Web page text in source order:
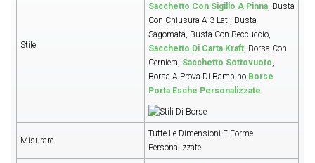
Stile
Sacchetto Con Sigillo A Pinna, Busta
Con Chiusura A 3 Lati, Busta
Sagomata, Busta Con Beccuccio,
Sacchetto Di Carta Kraft, Borsa Con
Cerniera, Sacchetto Sottovuoto
Borsa A Prova Di Bambino, Borse
Porta Esche Personalizzate
Misurare
Tutte Le Dimensioni E Forme
Personalizzate